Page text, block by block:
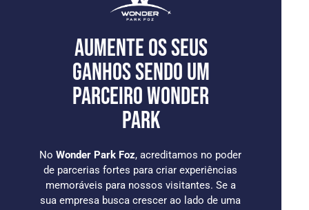
AUMENTE OS SEUS
GANHOS SENDO UM
PARCEIRO WONDER
PARK
NoWonder Park Foz, acreditamos no poder
de parcerias fortes para criar experiências
memoráveis para nossos visitantes. Se a
sua empresa busca crescer ao lado de uma